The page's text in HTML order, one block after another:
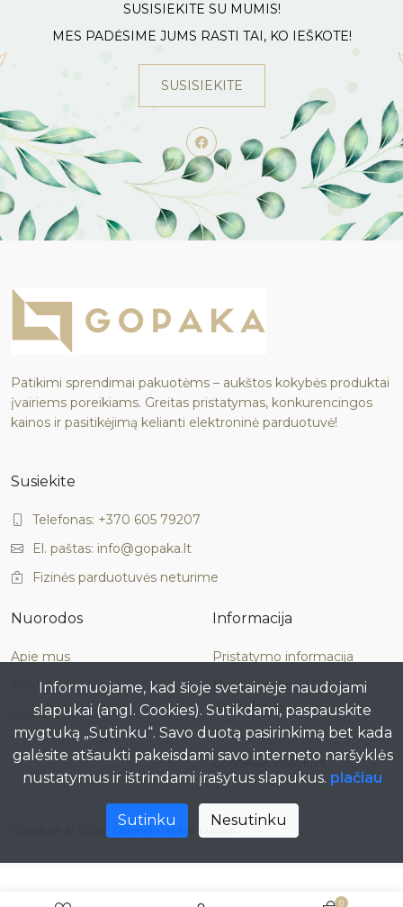
0
SUSISIEKITE SU MUMIS!
MES PADĖSIME JUMS RASTI TAI, KO IEŠKOTE!
SUSISIEKITE
Patikimi sprendimai pakuotėms – aukštos kokybės produktai
įvairiems poreikiams. Greitas pristatymas, konkurencingos
kainos ir pasitikėjimą kelianti elektroninė parduotuvė!
Susiekite
Telefonas: +370 605 79207
El. paštas: info@gopaka.lt
Fizinės parduotuvės neturime
Nuorodos
Apie mus
Kontaktai
Paskyra
Informacija
Pristatymo informacija
Neteisminis ginčo
sprendimas
Privatumo politika
Gopaka.lt taisyklės
Informuojame, kad šioje svetainėje naudojami
slapukai (angl. Cookies). Sutikdami, paspauskite
mygtuką „Sutinku“. Savo duotą pasirinkimą bet kada
galėsite atšaukti pakeisdami savo interneto naršyklės
nustatymus ir ištrindami įrašytus slapukus. plačiau
Sutinku Nesutinku